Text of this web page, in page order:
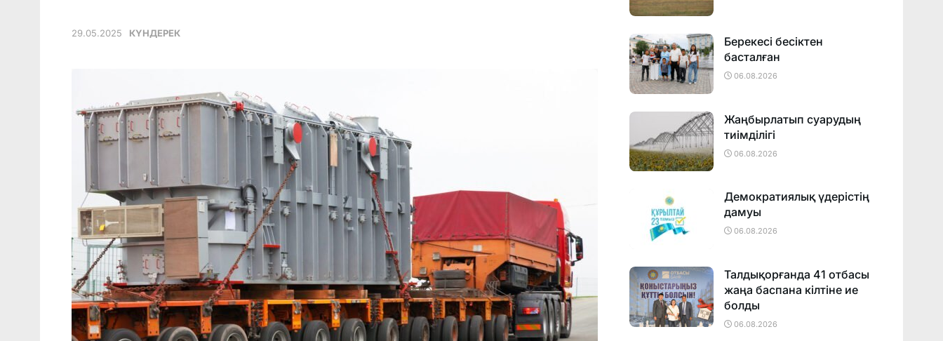
29.05.2025 КҮНДЕРЕК
Берекесі бесіктен
басталған
06.08.2026
Жаңбырлатып суарудың
тиімділігі
06.08.2026
Демократиялық үдерістің
дамуы
06.08.2026
Талдықорғанда 41 отбасы
жаңа баспана кілтіне ие
болды
06.08.2026